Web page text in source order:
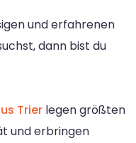
und erfahrenen
dann bist du
Trier legen größten
und erbringen